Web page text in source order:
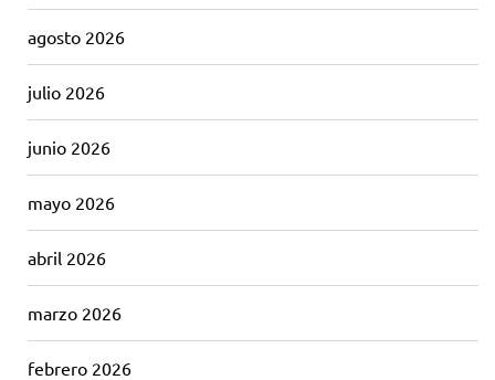
agosto 2026
julio 2026
junio 2026
mayo 2026
abril 2026
marzo 2026
febrero 2026